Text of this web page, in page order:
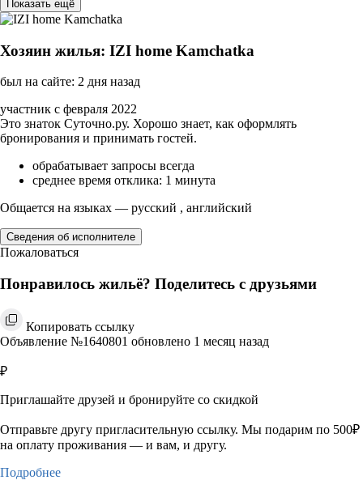
Показать ещё
Хозяин жилья: IZI home Kamchatka
был на сайте: 2 дня назад
участник с февраля 2022
Это знаток Суточно.ру. Хорошо знает, как оформлять
бронирования и принимать гостей.
обрабатывает запросы всегда
среднее время отклика: 1 минута
Общается на языках — русский , английский
Сведения об исполнителе
Пожаловаться
Понравилось жильё? Поделитесь с друзьями
Копировать ссылку
Объявление №1640801 обновлено 1 месяц назад
₽
Приглашайте друзей и бронируйте со скидкой
Отправьте другу пригласительную ссылку. Мы подарим по 500₽
на оплату проживания — и вам, и другу.
Подробнее